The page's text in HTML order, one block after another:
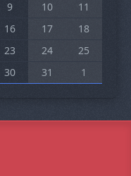
9 10
11
16 17
18
23 24
25
30 31 1